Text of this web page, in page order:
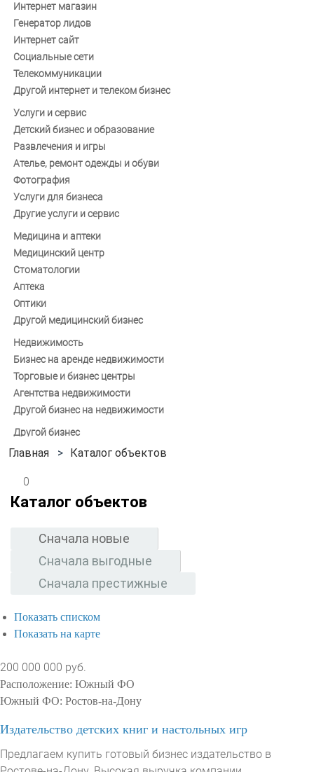
Интернет магазин
Генератор лидов
Интернет сайт
Социальные сети
Телекоммуникации
Другой интернет и телеком бизнес
Услуги и сервис
Детский бизнес и образование
Развлечения и игры
Ателье, ремонт одежды и обуви
Фотография
Услуги для бизнеса
Другие услуги и сервис
Медицина и аптеки
Медицинский центр
Стоматологии
Аптека
Оптики
Другой медицинский бизнес
Недвижимость
Бизнес на аренде недвижимости
Торговые и бизнес центры
Агентства недвижимости
Другой бизнес на недвижимости
Другой бизнес
Каталог объектов
0
Каталог объектов
Сначала новые
Сначала выгодные
Сначала престижные
Показать списком
Показать на карте
200 000 000 руб.
Расположение: Южный ФО
Южный ФО: Ростов-на-Дону
Издательство детских книг и настольных игр
Предлагаем купить готовый бизнес издательство в